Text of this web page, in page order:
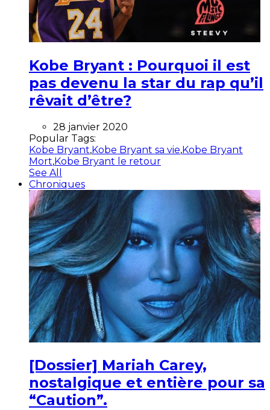
Kobe Bryant : Pourquoi il est
pas devenu la star du rap qu’il
rêvait d’être?
28 janvier 2020
Popular Tags:
Kobe Bryant,Kobe Bryant sa vie,Kobe Bryant
Mort,Kobe Bryant le retour
See All
Chroniques
[Dossier] Mariah Carey,
nostalgique et entière pour sa
“Caution”.